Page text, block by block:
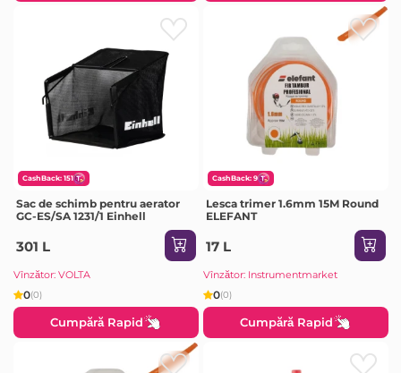
CashBack: 151
Sac de schimb pentru aerator
GC-ES/SA 1231/1 Einhell
301 L
Vînzător: VOLTA
0(0)
Cumpără Rapid
CashBack: 9
Lesca trimer 1.6mm 15M Round
ELEFANT
17 L
Vînzător: Instrumentmarket
0(0)
Cumpără Rapid